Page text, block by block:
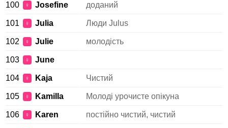
100 ♀ Josefine доданий
101 ♀ Julia Люди Julus
102 ♀ Julie молодість
103 ♀ June
104 ♀ Kaja Чистий
105 ♀ Kamilla Молоді урочисте опікуна
106 ♀ Karen постійно чистий, чистий